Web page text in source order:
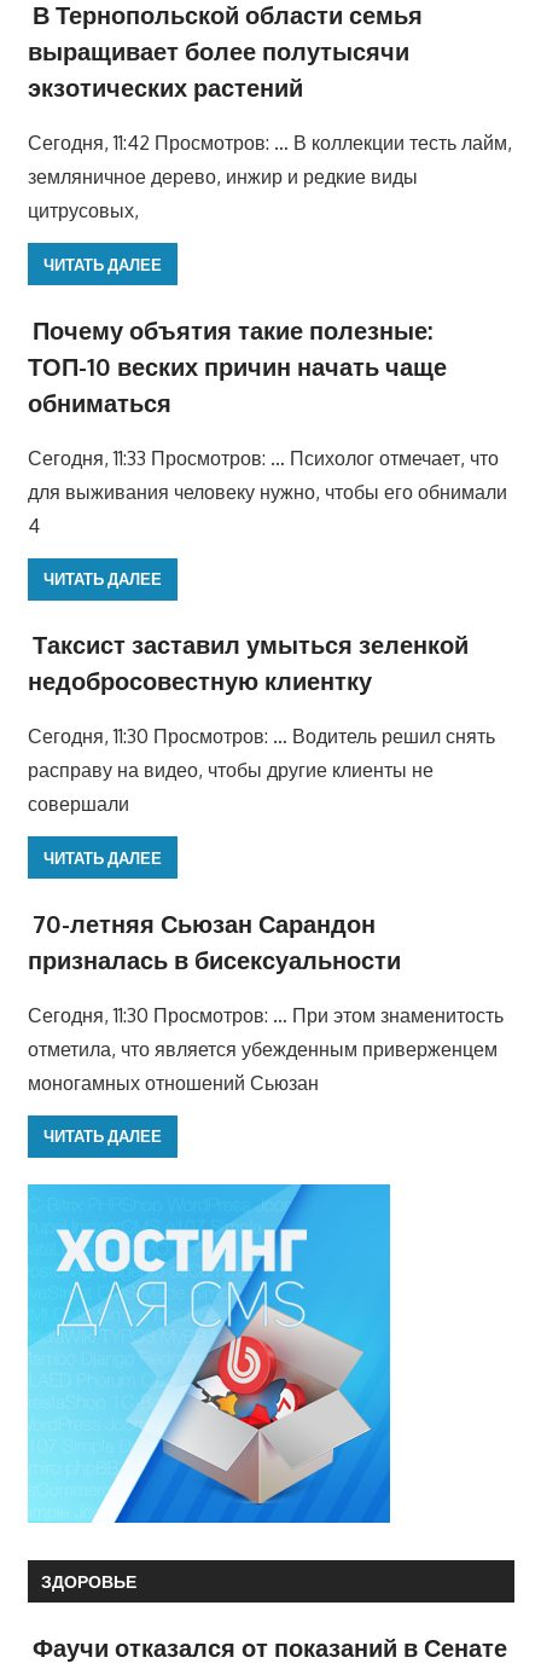
В Тернопольской области семья
выращивает более полутысячи
экзотических растений
Сегодня, 11:42 Просмотров: … В коллекции тесть лайм,
земляничное дерево, инжир и редкие виды
цитрусовых,
ЧИТАТЬ ДАЛЕЕ
Почему объятия такие полезные:
ТОП-10 веских причин начать чаще
обниматься
Сегодня, 11:33 Просмотров: … Психолог отмечает, что
для выживания человеку нужно, чтобы его обнимали
4
ЧИТАТЬ ДАЛЕЕ
Таксист заставил умыться зеленкой
недобросовестную клиентку
Сегодня, 11:30 Просмотров: … Водитель решил снять
расправу на видео, чтобы другие клиенты не
совершали
ЧИТАТЬ ДАЛЕЕ
70-летняя Сьюзан Сарандон
призналась в бисексуальности
Сегодня, 11:30 Просмотров: … При этом знаменитость
отметила, что является убежденным приверженцем
моногамных отношений Сьюзан
ЧИТАТЬ ДАЛЕЕ
ЗДОРОВЬЕ
Фаучи отказался от показаний в Сенате